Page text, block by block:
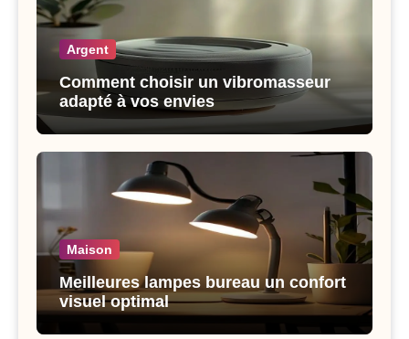
Argent
Comment choisir un vibromasseur
adapté à vos envies
Maison
Meilleures lampes bureau un confort
visuel optimal